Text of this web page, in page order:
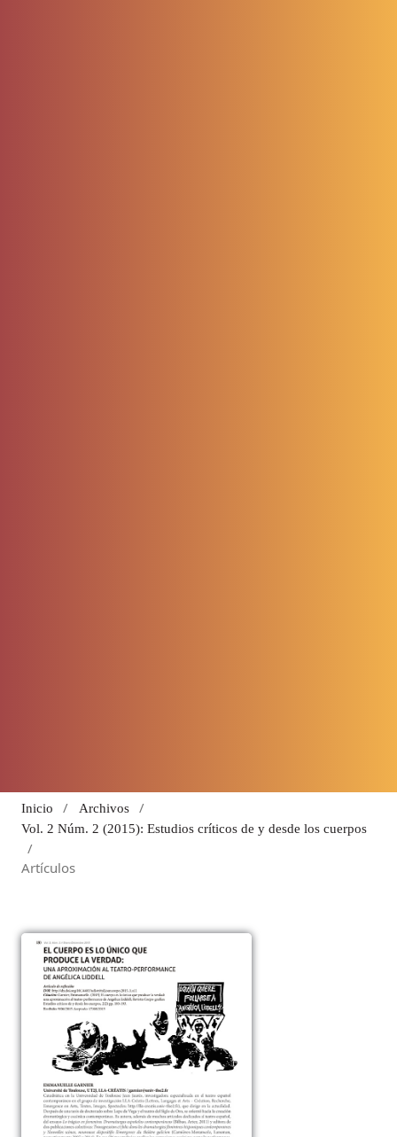
Inicio / Archivos /
Vol. 2 Núm. 2 (2015): Estudios críticos de y desde los cuerpos
/
Artículos